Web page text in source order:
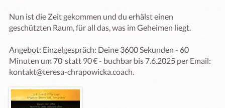
Nun ist die Zeit gekommen und du erhälst einen
geschützten Raum, für all das, was im Geheimen liegt.
Angebot: Einzelgespräch: Deine 3600 Sekunden - 60
Minuten um 70  statt 90 € - buchbar bis 7.6.2025 per Email:
kontakt@teresa-chrapowicka.coach.